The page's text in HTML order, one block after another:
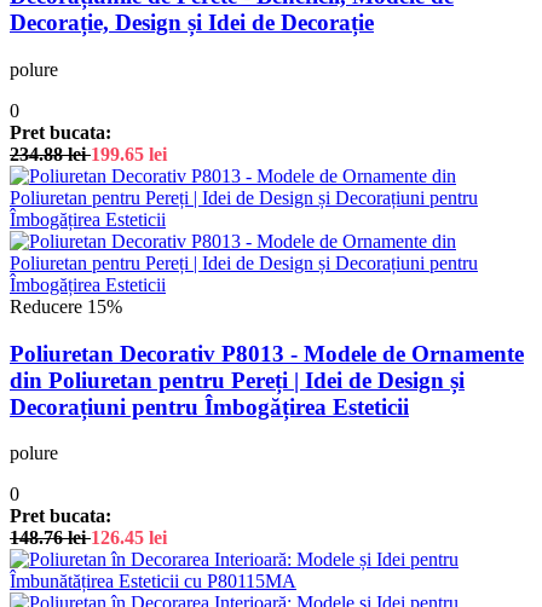
Decorație, Design și Idei de Decorație
polure
0
Pret bucata:
234.88lei 199.65 lei
Reducere 15%
Poliuretan Decorativ P8013 - Modele de Ornamente
din Poliuretan pentru Pereți | Idei de Design și
Decorațiuni pentru Îmbogățirea Esteticii
polure
0
Pret bucata:
148.76lei 126.45 lei